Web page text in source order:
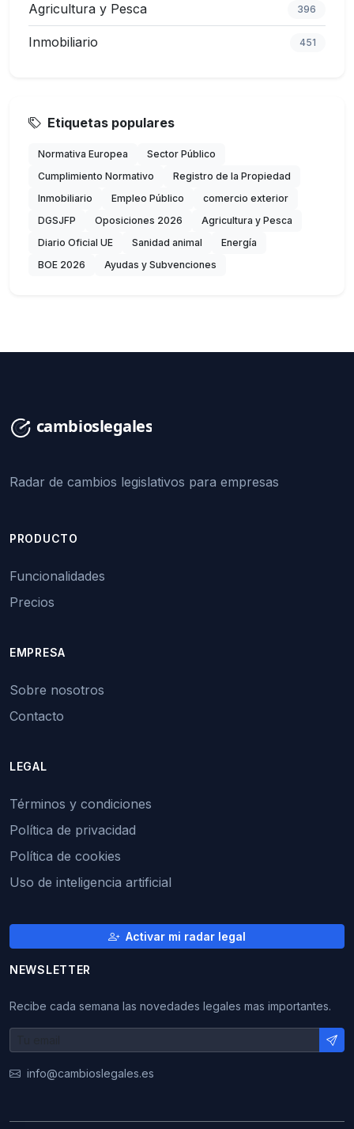
Agricultura y Pesca 396
Inmobiliario 451
Etiquetas populares
Normativa Europea
Sector Público
Cumplimiento Normativo
Registro de la Propiedad
Inmobiliario
Empleo Público
comercio exterior
DGSJFP
Oposiciones 2026
Agricultura y Pesca
Diario Oficial UE
Sanidad animal
Energía
BOE 2026
Ayudas y Subvenciones
Radar de cambios legislativos para empresas
PRODUCTO
Funcionalidades
Precios
EMPRESA
Sobre nosotros
Contacto
LEGAL
Términos y condiciones
Política de privacidad
Política de cookies
Uso de inteligencia artificial
Activar mi radar legal
NEWSLETTER
Recibe cada semana las novedades legales mas importantes.
info@cambioslegales.es